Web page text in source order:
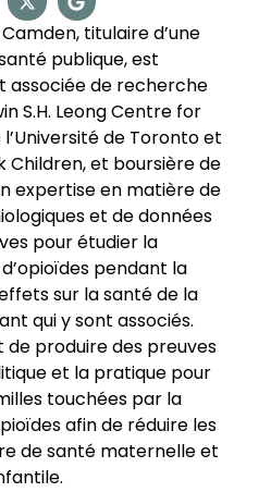
titulaire d’une
publique, est
associée de recherche
S.H. Leong Centre for
de Toronto et
Children, et boursière de
expertise en matière de
et de données
pour étudier la
pendant la
sur la santé de la
qui y sont associés.
de produire des preuves
et la pratique pour
touchées par la
afin de réduire les
de santé maternelle et